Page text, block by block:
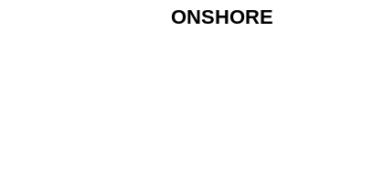
ONSHORE